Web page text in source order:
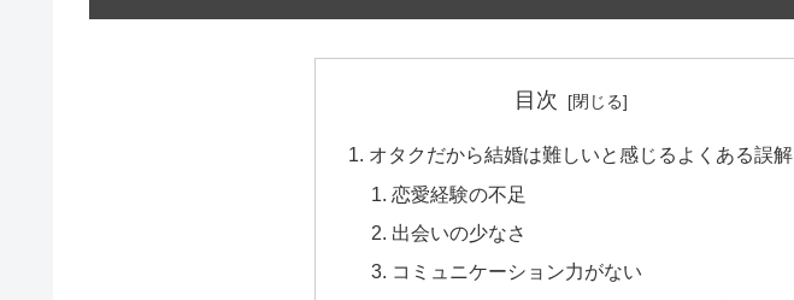
目次
オタクだから結婚は難しいと感じるよくある誤解
恋愛経験の不足
出会いの少なさ
コミュニケーション力がない